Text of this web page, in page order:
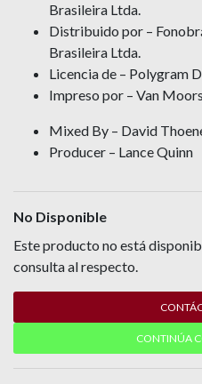
Brasileira Ltda.
Distribuido por –
Brasileira Ltda.
Licencia de – Polygram
Impreso por – Van
Mixed By – David
Producer – Lance Quinn
No Disponible
Este producto no está
consulta al respecto.
CONTINÚA